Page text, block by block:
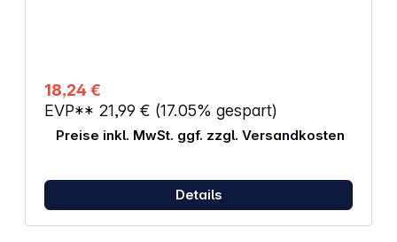
18,24 €
EVP** 21,99 € (17.05% gespart)
Preise inkl. MwSt. ggf. zzgl. Versandkosten
Details